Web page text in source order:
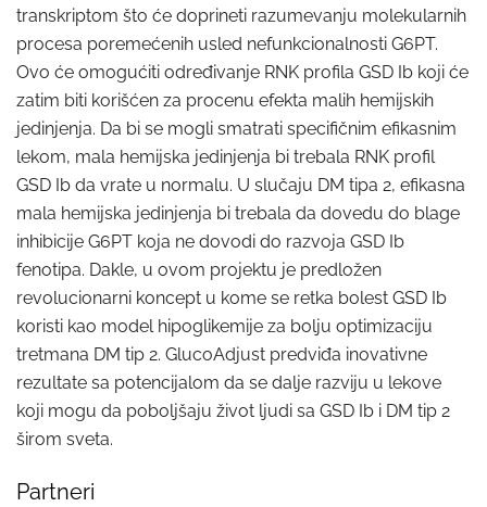
transkriptom što će doprineti razumevanju molekularnih
procesa poremećenih usled nefunkcionalnosti G6PT.
Ovo će omogućiti određivanje RNK profila GSD Ib koji će
zatim biti korišćen za procenu efekta malih hemijskih
jedinjenja. Da bi se mogli smatrati specifičnim efikasnim
lekom, mala hemijska jedinjenja bi trebala RNK profil
GSD Ib da vrate u normalu. U slučaju DM tipa 2, efikasna
mala hemijska jedinjenja bi trebala da dovedu do blage
inhibicije G6PT koja ne dovodi do razvoja GSD Ib
fenotipa. Dakle, u ovom projektu je predložen
revolucionarni koncept u kome se retka bolest GSD Ib
koristi kao model hipoglikemije za bolju optimizaciju
tretmana DM tip 2. GlucoAdjust predviđa inovativne
rezultate sa potencijalom da se dalje razviju u lekove
koji mogu da poboljšaju život ljudi sa GSD Ib i DM tip 2
širom sveta.
Partneri